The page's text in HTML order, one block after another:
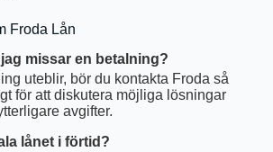
Froda Lån
missar en betalning?
uteblir, bör du kontakta Froda så
för att diskutera möjliga lösningar
avgifter.
lånet i förtid?